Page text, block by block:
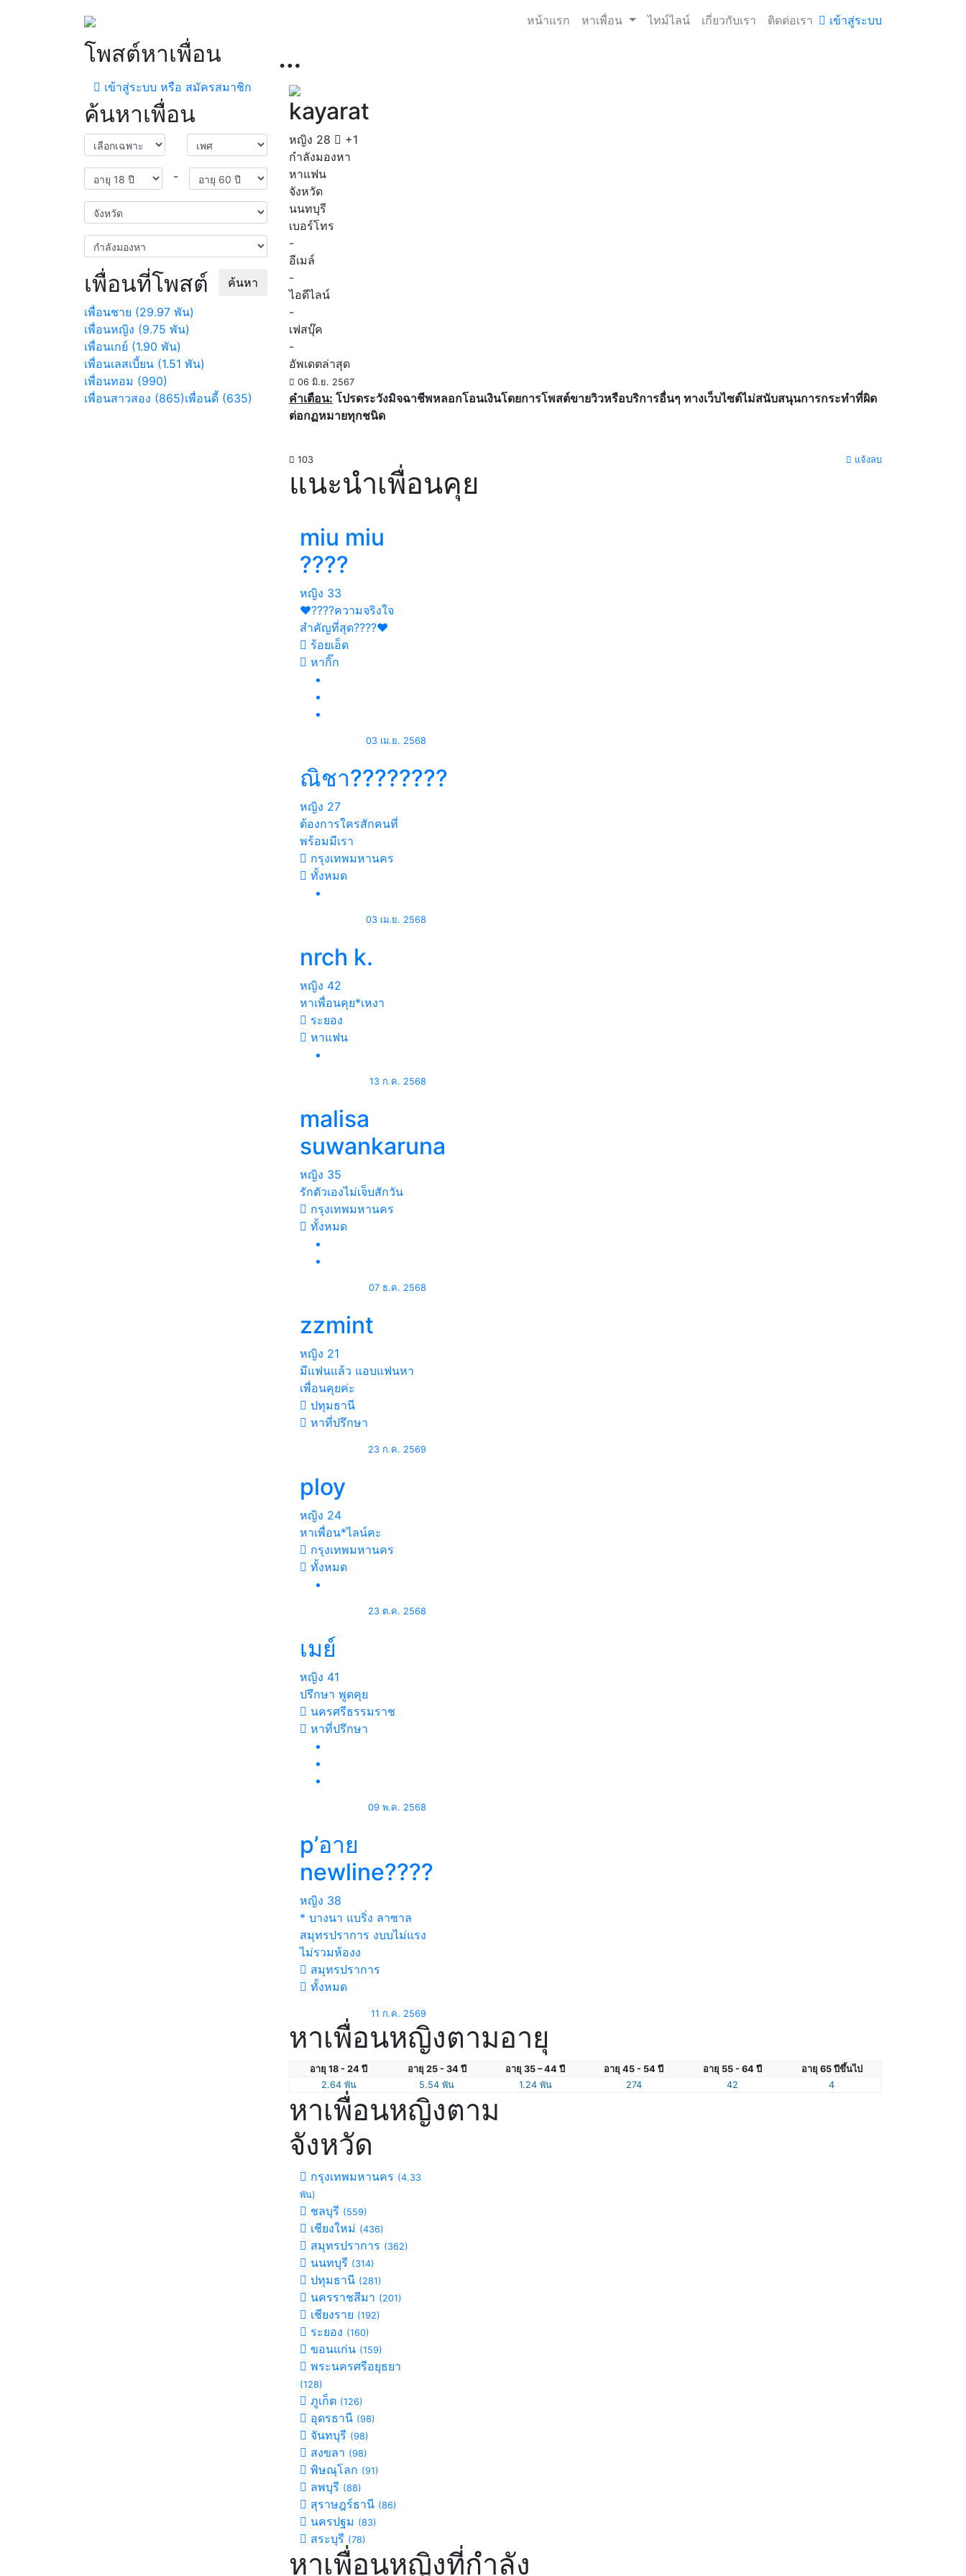
หน้าแรก หาเพื่อน ไทม์ไลน์ เกี่ยวกับเรา ติดต่อเรา เข้าสู่ระบบ
โพสต์หาเพื่อน
เข้าสู่ระบบ หรือ สมัครสมาชิก
ค้นหาเพื่อน
-
ค้นหา
เพื่อนที่โพสต์
เพื่อนชาย (29.97 พัน)
เพื่อนหญิง (9.75 พัน)
เพื่อนเกย์ (1.90 พัน)
เพื่อนเลสเบี้ยน (1.51 พัน)
เพื่อนทอม (990)
เพื่อนสาวสอง (865)เพื่อนดี้ (635)
…
kayarat
หญิง 28
+1
กำลังมองหา
หาแฟน
จังหวัด
นนทบุรี
เบอร์โทร
-
อีเมล์
-
ไอดีไลน์
-
เฟสบุ๊ค
-
อัพเดตล่าสุด
06 มิ.ย. 2567
คำเตือน: โปรดระวังมิจฉาชีพหลอกโอนเงินโดยการโพสต์ขายวิวหรือบริการอื่นๆ ทางเว็บไซต์ไม่สนับสนุนการกระทำที่ผิด
ต่อกฏหมายทุกชนิด
103 แจ้งลบ
แนะนำเพื่อนคุย
miu miu
????
หญิง 33
❤️????ความจริงใจ
สำคัญที่สุด????❤️
ร้อยเอ็ด
หากิ๊ก
03 เม.ย. 2568
ณิชา????????
หญิง 27
ต้องการใครสักคนที่
พร้อมมีเรา
กรุงเทพมหานคร
ทั้งหมด
03 เม.ย. 2568
nrch k.
หญิง 42
หาเพื่อนคุย*เหงา
ระยอง
หาแฟน
13 ก.ค. 2568
malisa
suwankaruna
หญิง 35
รักตัวเองไม่เจ็บสักวัน
กรุงเทพมหานคร
ทั้งหมด
07 ธ.ค. 2568
zzmint
หญิง 21
มีแฟนแล้ว แอบแฟนหา
เพื่อนคุยค่ะ
ปทุมธานี
หาที่ปรึกษา
23 ก.ค. 2569
ploy
หญิง 24
หาเพื่อน*ไลน์คะ
กรุงเทพมหานคร
ทั้งหมด
23 ต.ค. 2568
เมย์
หญิง 41
ปรึกษา พูดคุย
นครศรีธรรมราช
หาที่ปรึกษา
09 พ.ค. 2568
p’อาย
newline????
หญิง 38
* บางนา แบริ่ง ลาซาล
สมุทรปราการ งบบไม่แรง
ไม่รวมห้องง
สมุทรปราการ
ทั้งหมด
11 ก.ค. 2569
หาเพื่อนหญิงตามอายุ
อายุ 18 - 24 ปี อายุ 25 - 34 ปี อายุ 35 – 44 ปี อายุ 45 - 54 ปี อายุ 55 - 64 ปี
อายุ 65 ปีขึ้นไป
2.64 พัน
5.54 พัน 1.24 พัน 274 42 4
หาเพื่อนหญิงตาม
จังหวัด
กรุงเทพมหานคร (4.33
พัน)
ชลบุรี (559)
เชียงใหม่ (436)
สมุทรปราการ (362)
นนทบุรี (314)
ปทุมธานี (281)
นครราชสีมา (201)
เชียงราย (192)
ระยอง (160)
ขอนแก่น (159)
พระนครศรีอยุธยา
(128)
ภูเก็ต (126)
อุดรธานี (98)
จันทบุรี (98)
สงขลา (98)
พิษณุโลก (91)
ลพบุรี (88)
สุราษฎร์ธานี (86)
นครปฐม (83)
สระบุรี (78)
หาเพื่อนหญิงที่กำลัง